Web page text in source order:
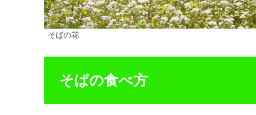
そばの花
そばの食べ方